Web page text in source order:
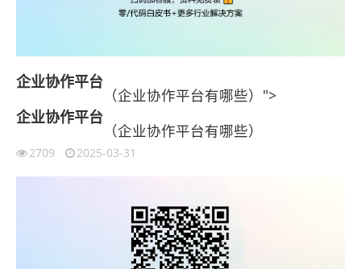
企业协作平台
（企业协作平台有哪些）">
企业协作平台
（企业协作平台有哪些）
2709 2025-03-31